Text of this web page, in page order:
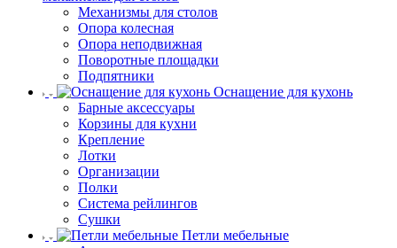
Механизмы для столов
Опора колесная
Опора неподвижная
Поворотные площадки
Подпятники
Оснащение для кухонь
Барные аксессуары
Корзины для кухни
Крепление
Лотки
Организации
Полки
Система рейлингов
Сушки
Петли мебельные